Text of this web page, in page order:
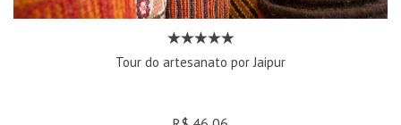
Tour do artesanato por Jaipur